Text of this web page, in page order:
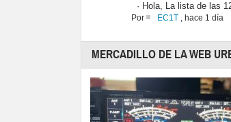
· Hola, La lista de las
Por EC1T, hace 1 día
MERCADILLO DE LA WEB